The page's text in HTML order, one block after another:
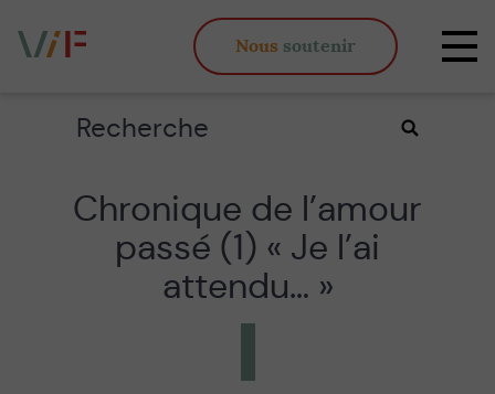
inégaux
Nous soutenir
Rechercher
Valider
Chronique de l’amour
passé (1) « Je l’ai
attendu… »